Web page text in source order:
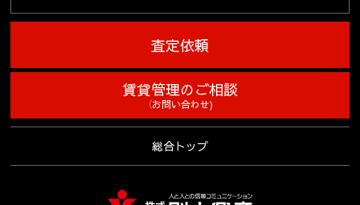
に提供される場合がございます。尚、ご本人からの申し出があり
ましたら、提供を停止致します。又、第三者への提供にあたって
は、機密保持のために必要な措置を講じます。第三者への個人情
報の提供は、停止請求ができますが、契約履行上、管理上の支障
が生じることがあります。
(1) 取引の相手方となる者または見込者。あるいは取引の相手方と
なるもの又は見込者から委託を受けた賃貸運営会社等。
(2) 他の宅建・不動産管理業者。
(4) 賃料収納に関する大分銀行などの金融機関等
査定依頼
賃貸管理のご相談
（お問い合わせ)
総合トップ